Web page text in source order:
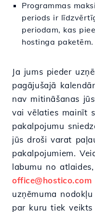
Programmas
periods ir
periodam, kas
hostinga paketēm.
Ja jums pieder
pagājušajā
nav mitināšanas
vai vēlaties mainīt
pakalpojumu
jūs droši varat
pakalpojumiem.
labumu no
office@hostico.com
uzņēmuma
par kuru tiek veikts